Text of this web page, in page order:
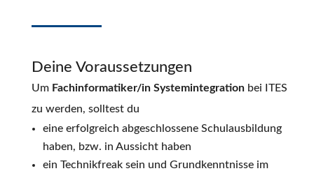
Deine Voraussetzungen
Um Fachinformatiker/in Systemintegrationbei ITES
zu werden, solltest du
eine erfolgreich abgeschlossene Schulausbildung
haben, bzw. in Aussicht haben
ein Technikfreak sein und Grundkenntnisse im